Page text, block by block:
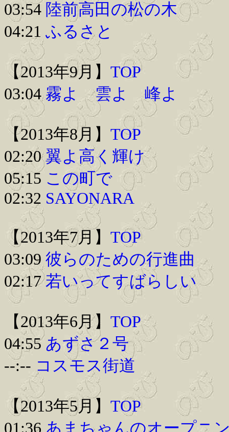
03:54 陸前高田の松の木
04:21 ふるさと
【2013年9月】 TOP
03:04霧よ 雲よ 峰よ
【2013年8月】 TOP
02:20翼よ高く輝け
05:15 この町で
02:32 SAYONARA
【2013年7月】 TOP
03:09 彼らのための行進曲
02:17若いってすばらしい
【2013年6月】 TOP
04:55あずさ２号
--:-- コスモス街道
【2013年5月】 TOP
01:36 あまちゃんのオープニ